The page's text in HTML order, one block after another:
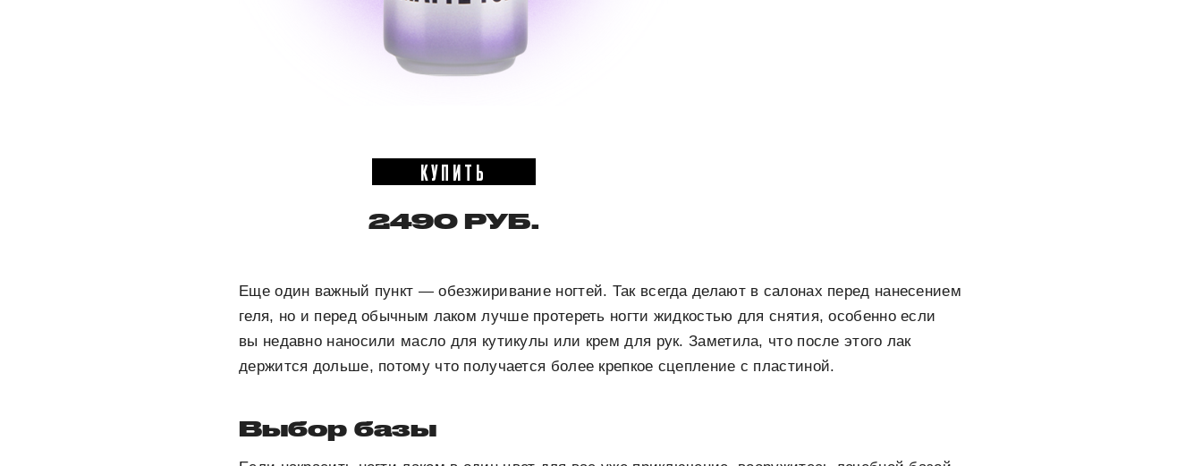
КУПИТЬ
2490 РУБ.
Еще один важный пункт — обезжиривание ногтей. Так всегда делают в салонах перед нанесением
геля, но и перед обычным лаком лучше протереть ногти жидкостью для снятия, особенно если
вы недавно наносили масло для кутикулы или крем для рук. Заметила, что после этого лак
держится дольше, потому что получается более крепкое сцепление с пластиной.
Выбор базы